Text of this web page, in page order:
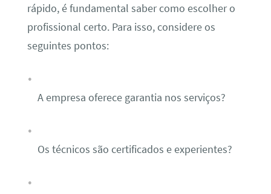
rápido, é fundamental saber como escolher o
profissional certo. Para isso, considere os
seguintes pontos:
A empresa oferece garantia nos serviços?
Os técnicos são certificados e experientes?